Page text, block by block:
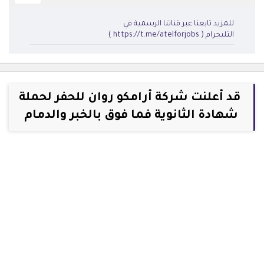
للمزيد تابعنا عبر قناتنا الرسمية في
التليجرام ( https://t.me/atelforjobs )
قد أعلنت شركة أرامكو روان للحفر لحملة
شهادة الثانوية فما فوق بالخبر والدمام